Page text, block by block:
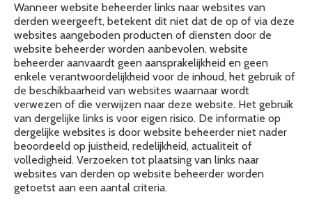
Wanneer website beheerder links naar websites van
derden weergeeft, betekent dit niet dat de op of via deze
websites aangeboden producten of diensten door de
website beheerder worden aanbevolen. website
beheerder aanvaardt geen aansprakelijkheid en geen
enkele verantwoordelijkheid voor de inhoud, het gebruik of
de beschikbaarheid van websites waarnaar wordt
verwezen of die verwijzen naar deze website. Het gebruik
van dergelijke links is voor eigen risico. De informatie op
dergelijke websites is door website beheerder niet nader
beoordeeld op juistheid, redelijkheid, actualiteit of
volledigheid. Verzoeken tot plaatsing van links naar
websites van derden op website beheerder worden
getoetst aan een aantal criteria.